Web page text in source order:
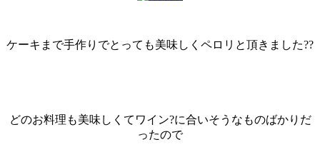
ケーキまで手作りでとっても美味しくペロリと頂きました??
どのお料理も美味しくてワイン?に合いそうなものばかりだ
ったので